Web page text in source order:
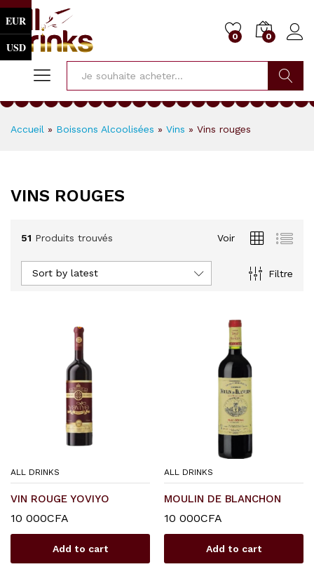
0 0
Chercher
Accueil » Boissons Alcoolisées » Vins » Vins rouges
VINS ROUGES
51 Produits trouvés Voir
Filtre
Sort by latest
ALL DRINKS
VIN ROUGE YOVIYO
10 000CFA
Add to cart
ALL DRINKS
MOULIN DE BLANCHON
10 000CFA
Add to cart
EUR
USD